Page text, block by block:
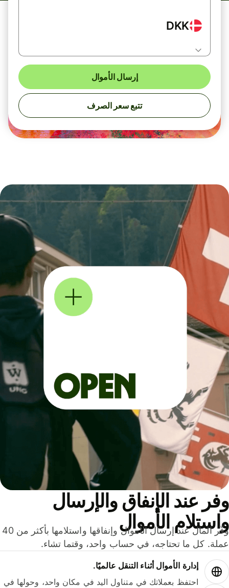
DKK
إرسال الأموال
تتبع سعر الصرف
عند الإنفاق والإرسال
الأموال
وفّر المال عند إرسال الأموال وإنفاقها واستلامها بأكثر من 40
كل ما تحتاجه، في حساب واحد، وقتما تشاء.
إدارة الأموال أثناء التنقل عالميًا.
احتفظ بعملاتك في متناول اليد في مكان واحد، وحولها في